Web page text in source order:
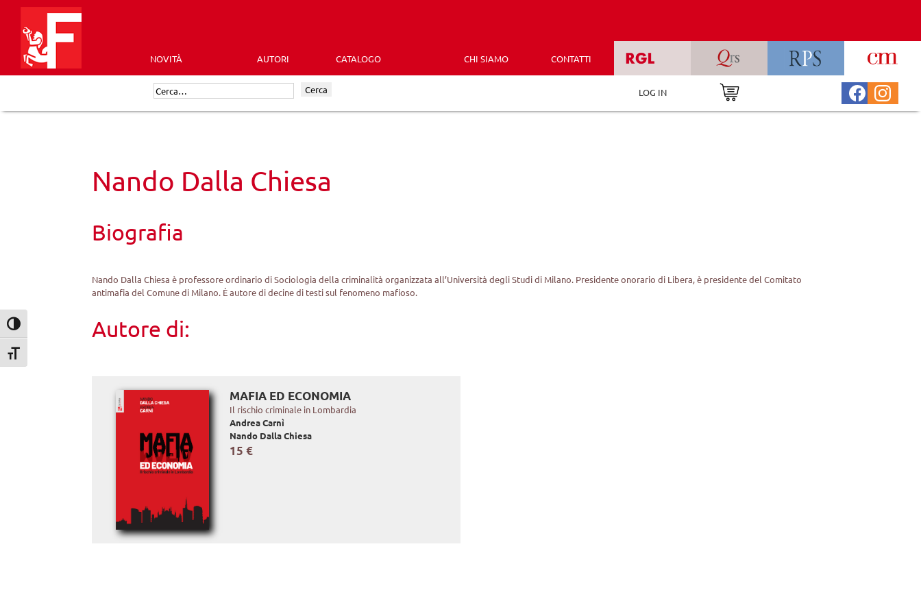
Attiva/disattiva alto contrasto
Attiva/disattiva dimensione testo
content
Futura
Editrice
NOVITÀ AUTORI CATALOGO CHI SIAMO CONTATTI
Cerca: Cerca LOG IN
Nando Dalla Chiesa
Biografia
Nando Dalla Chiesa è professore ordinario di Sociologia della criminalità organizzata all’Università degli Studi di Milano. Presidente onorario di Libera, è presidente del Comitato
antimafia del Comune di Milano. È autore di decine di testi sul fenomeno mafioso.
Autore di:
MAFIA ED ECONOMIA
Il rischio criminale in Lombardia
Andrea Carnì
Nando Dalla Chiesa
15 €